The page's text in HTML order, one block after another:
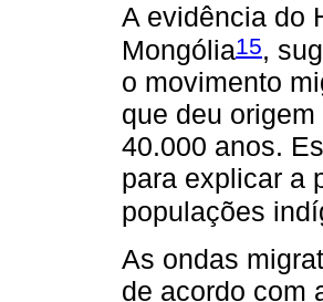
A evidência do
Mongólia15,
o movimento
que deu
40.000 anos.
para explicar a
populações
As ondas
de acordo com